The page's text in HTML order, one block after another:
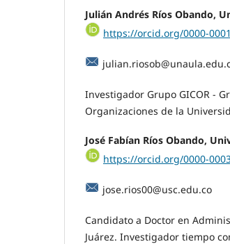
Julián Andrés Ríos Obando,
https://orcid.org/0000-
Investigador Grupo GICOR -
Organizaciones de la
José Fabían Ríos Obando,
https://orcid.org/0000-
jose.rios00@usc.edu.co
Candidato a Doctor en
Juárez. Investigador tiempo